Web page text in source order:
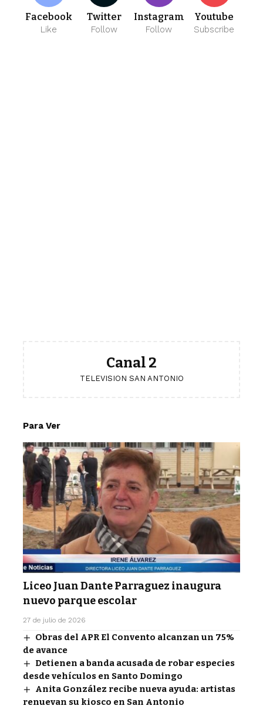
Facebook
Like
Twitter
Follow
Instagram
Follow
Youtube
Subscribe
Canal 2
TELEVISION SAN ANTONIO
Para Ver
Liceo Juan Dante Parraguez inaugura
nuevo parque escolar
27 de julio de 2026
Obras del APR El Convento alcanzan un 75%
de avance
Detienen a banda acusada de robar especies
desde vehículos en Santo Domingo
Anita González recibe nueva ayuda: artistas
renuevan su kiosco en San Antonio